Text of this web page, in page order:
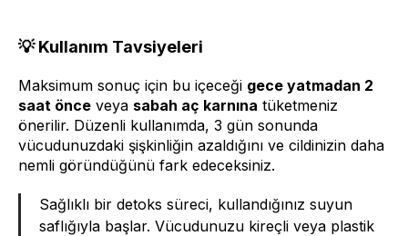
💡 Kullanım Tavsiyeleri
Maksimum sonuç için bu içeceği gece yatmadan 2
saat önce veya sabah aç karnına tüketmeniz
önerilir. Düzenli kullanımda, 3 gün sonunda
vücudunuzdaki şişkinliğin azaldığını ve cildinizin daha
nemli göründüğünü fark edeceksiniz.
Sağlıklı bir detoks süreci, kullandığınız suyun
saflığıyla başlar. Vücudunuzu kireçli veya plastik